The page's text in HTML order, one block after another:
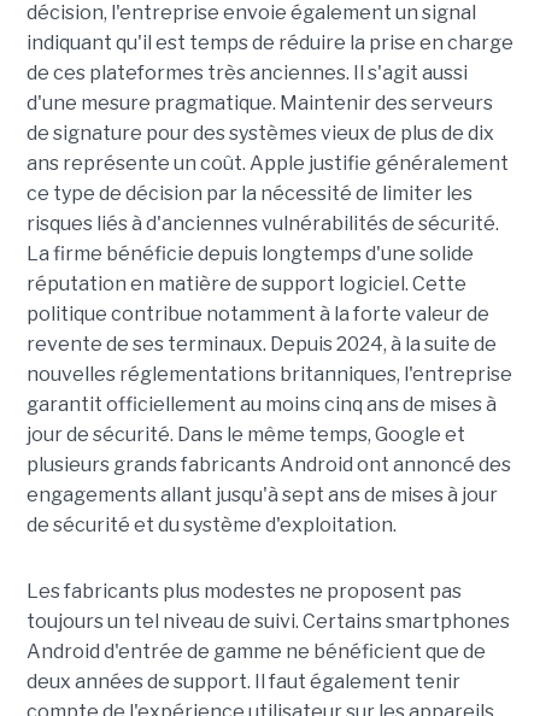
décision, l'entreprise envoie également un signal
indiquant qu'il est temps de réduire la prise en charge
de ces plateformes très anciennes. Il s'agit aussi
d'une mesure pragmatique. Maintenir des serveurs
de signature pour des systèmes vieux de plus de dix
ans représente un coût. Apple justifie généralement
ce type de décision par la nécessité de limiter les
risques liés à d'anciennes vulnérabilités de sécurité.
La firme bénéficie depuis longtemps d'une solide
réputation en matière de support logiciel. Cette
politique contribue notamment à la forte valeur de
revente de ses terminaux. Depuis 2024, à la suite de
nouvelles réglementations britanniques, l'entreprise
garantit officiellement au moins cinq ans de mises à
jour de sécurité. Dans le même temps, Google et
plusieurs grands fabricants Android ont annoncé des
engagements allant jusqu'à sept ans de mises à jour
de sécurité et du système d'exploitation.
Les fabricants plus modestes ne proposent pas
toujours un tel niveau de suivi. Certains smartphones
Android d'entrée de gamme ne bénéficient que de
deux années de support. Il faut également tenir